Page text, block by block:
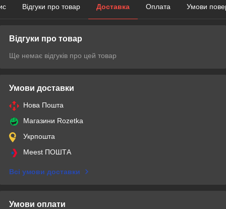
Відгуки про товар Доставка Оплата Умови
Відгуки про товар
Ще немає відгуків про цей товар
Умови доставки
Нова Пошта
Магазини Rozetka
Укрпошта
Meest ПОШТА
Всі умови доставки
Умови оплати